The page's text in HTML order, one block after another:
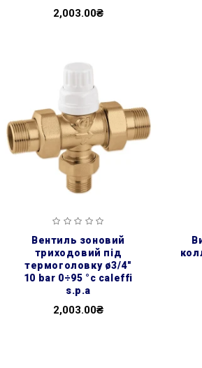
2,003.00₴
вентиль зоновий
триходовий під
термоголовку ø3/4″
10 bar 0÷95 °c caleffi
s.p.a
2,003.00₴
витратомір для